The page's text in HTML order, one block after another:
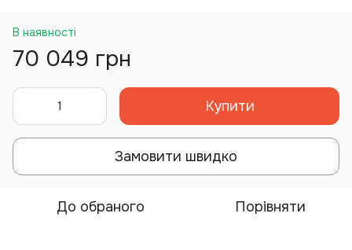
В наявності
70 049 грн
Купити
Замовити швидко
До обраного Порівняти